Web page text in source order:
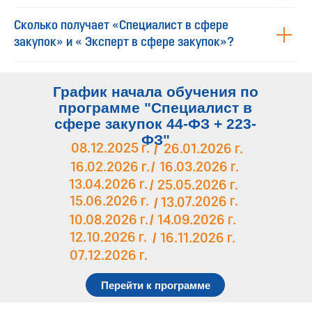
Сколько получает «Специалист в сфере
закупок» и « Эксперт в сфере закупок»?
График начала обучения по
программе "Специалист в
сфере закупок 44-ФЗ + 223-
ФЗ"
Перейти к программе
08.12.2025 г. 26.01.2026 г.
/
16.02.2026 г.
/
16.03.2026 г.
13.04.2026 г.
25.05.2026 г.
/
15.06.2026 г. 13.07.2026 г.
/
10.08.2026 г.
/
14.09.2026 г.
12.10.2026 г.
16.11.2026 г.
/
07.12.2026 г.